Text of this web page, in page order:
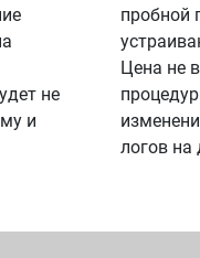
не
и
пробной
Цена не
логов на